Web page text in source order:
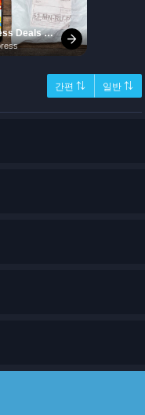
간편 ⇅ 일반 ⇅